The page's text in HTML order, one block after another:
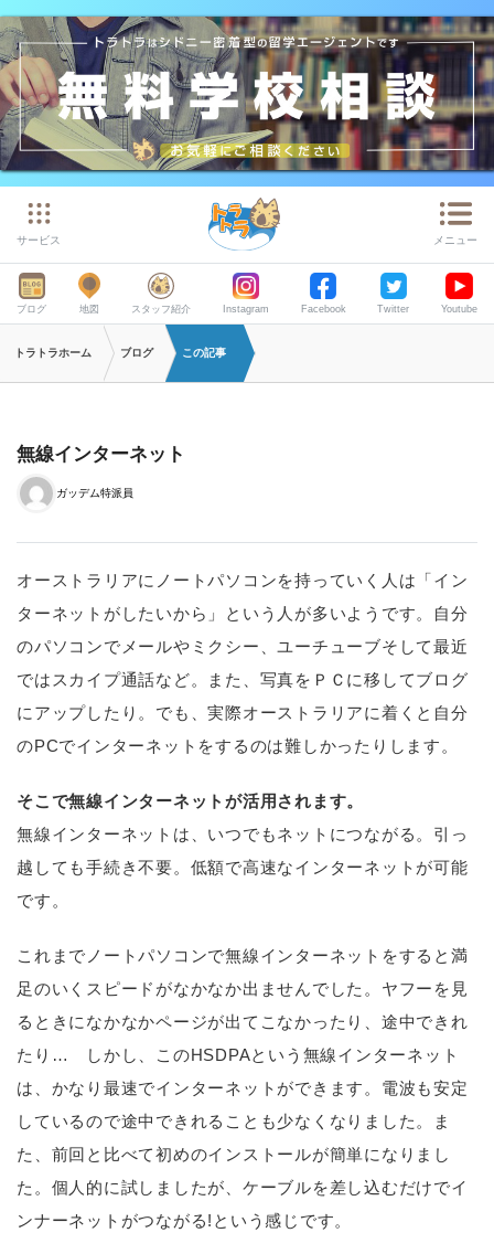
サービス メニュー
ブログ 地図 スタッフ紹介 Instagram Facebook Twitter Youtube
トラトラホーム ブログ この記事
無線インターネット
ガッデム特派員
オーストラリアにノートパソコンを持っていく人は「イン
ターネットがしたいから」という人が多いようです。自分
のパソコンでメールやミクシー、ユーチューブそして最近
ではスカイプ通話など。また、写真をＰＣに移してブログ
にアップしたり。でも、実際オーストラリアに着くと自分
のPCでインターネットをするのは難しかったりします。
そこで無線インターネットが活用されます。
無線インターネットは、いつでもネットにつながる。引っ
越しても手続き不要。低額で高速なインターネットが可能
です。
これまでノートパソコンで無線インターネットをすると満
足のいくスピードがなかなか出ませんでした。ヤフーを見
るときになかなかページが出てこなかったり、途中できれ
たり… しかし、このHSDPAという無線インターネット
は、かなり最速でインターネットができます。電波も安定
しているので途中できれることも少なくなりました。ま
た、前回と比べて初めのインストールが簡単になりまし
た。個人的に試しましたが、ケーブルを差し込むだけでイ
ンナーネットがつながる!という感じです。